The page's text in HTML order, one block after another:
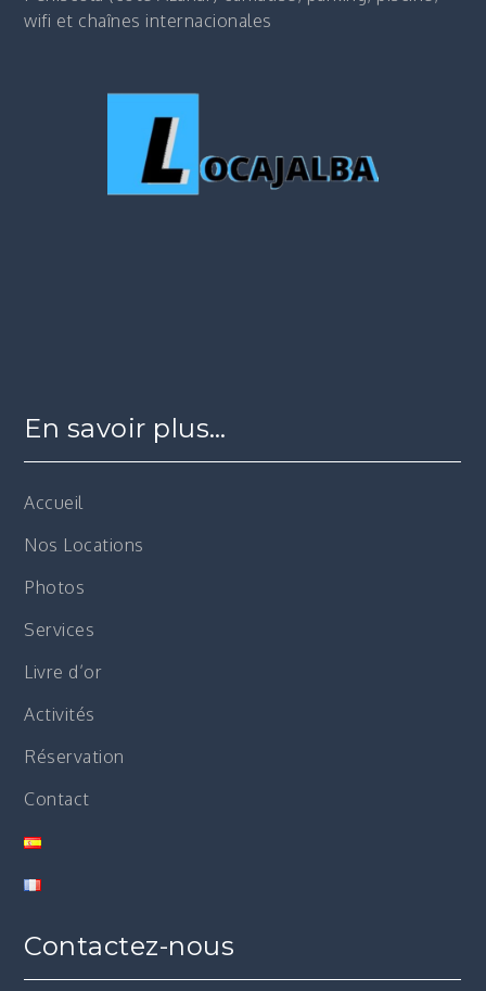
wifi et chaînes internacionales
En savoir plus…
Accueil
Nos Locations
Photos
Services
Livre d’or
Activités
Réservation
Contact
Contactez-nous